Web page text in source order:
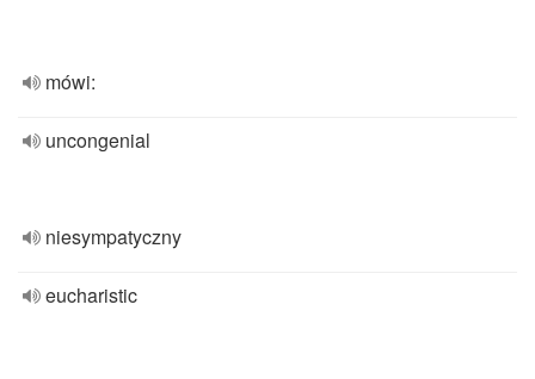
mówi:
uncongenial
niesympatyczny
eucharistic